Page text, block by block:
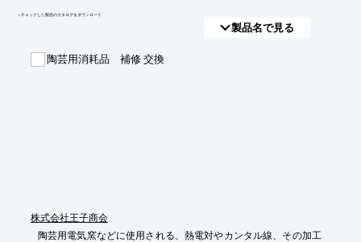
​▼チェックした製品のカタログをダウンロード
製品名で見る
陶芸用消耗品 補修 交換
株式会社王子商会
陶芸用電気窯などに使用される、熱電対やカンタル線、その加工